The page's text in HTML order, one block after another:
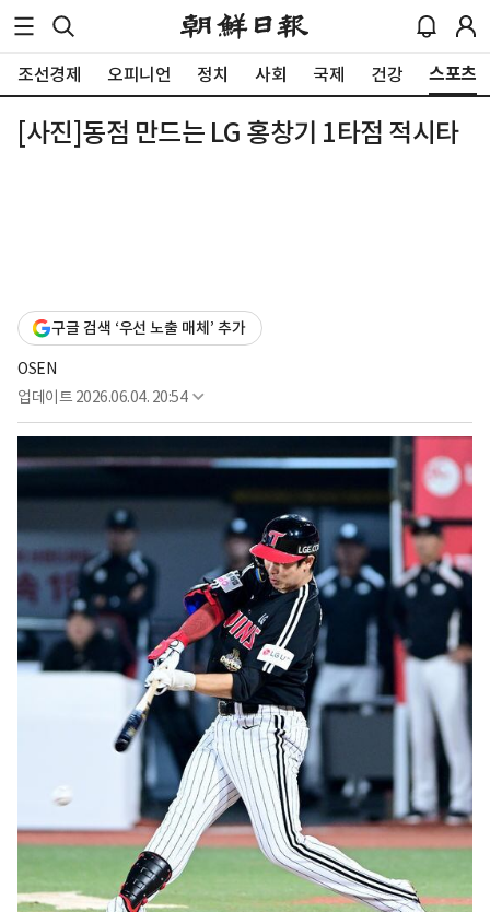
조선경제 오피니언 정치 사회 국제 건강 스포츠
[사진]동점 만드는 LG 홍창기 1타점 적시타
구글 검색 ‘우선 노출 매체’ 추가
OSEN
업데이트 2026.06.04. 20:54